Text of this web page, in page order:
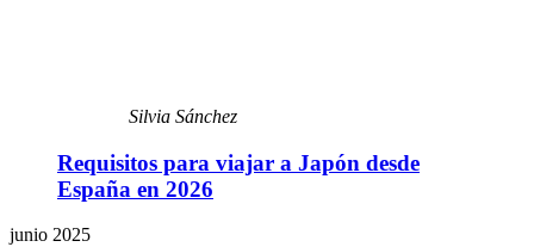
Silvia Sánchez
Requisitos para viajar a Japón desde
España en 2026
junio 2025